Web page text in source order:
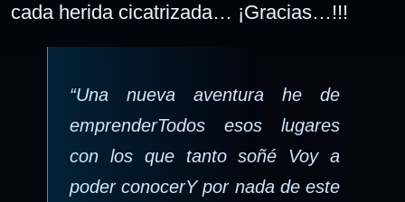
cada herida cicatrizada… ¡Gracias…!!!
“Una nueva aventura he de
emprenderTodos esos lugares
con los que tanto soñé Voy a
poder conocerY por nada de este